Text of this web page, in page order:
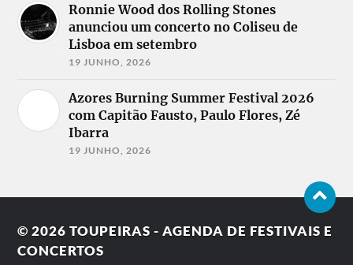
Ronnie Wood dos Rolling Stones
anunciou um concerto no Coliseu de
Lisboa em setembro
19 JUNHO, 2026
Azores Burning Summer Festival 2026
com Capitão Fausto, Paulo Flores, Zé
Ibarra
19 JUNHO, 2026
© 2026TOUPEIRAS - AGENDA DE FESTIVAIS E
CONCERTOS